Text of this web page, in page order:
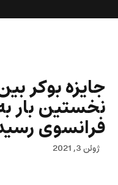
جایزه بوکر
نخستین بار
فرانسوی
ژوئن 3, 2021